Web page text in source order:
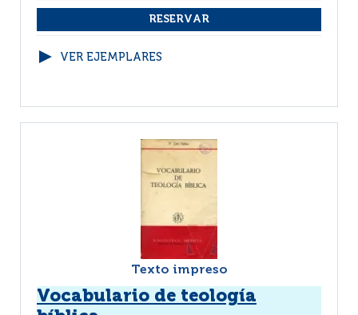
VER EJEMPLARES
Texto impreso
Vocabulario de teología